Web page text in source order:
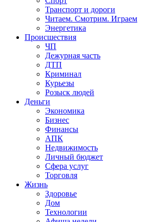
Транспорт и дороги
Читаем. Смотрим. Играем
Энергетика
Происшествия
ЧП
Дежурная часть
ДТП
Криминал
Курьезы
Розыск людей
Деньги
Экономика
Бизнес
Финансы
АПК
Недвижимость
Личный бюджет
Сфера услуг
Торговля
Жизнь
Здоровье
Дом
Технологии